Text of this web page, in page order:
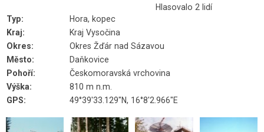
Hlasovalo 2 lidí
Typ:
Hora, kopec
Kraj:
Kraj Vysočina
Okres:
Okres Žďár nad Sázavou
Město:
Daňkovice
Pohoří:
Českomoravská vrchovina
Výška:
810 m n.m.
GPS:
49°39'33.129"N, 16°8'2.966"E